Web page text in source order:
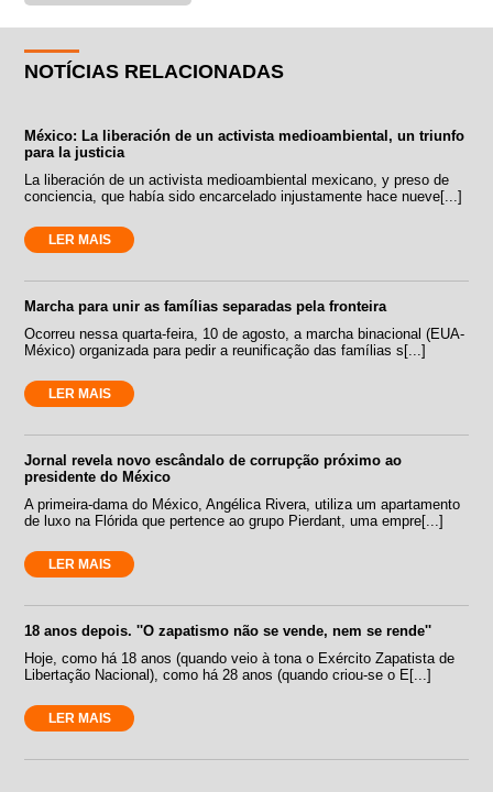
NOTÍCIAS RELACIONADAS
México: La liberación de un activista medioambiental, un triunfo
para la justicia
La liberación de un activista medioambiental mexicano, y preso de
conciencia, que había sido encarcelado injustamente hace nueve[...]
LER MAIS
Marcha para unir as famílias separadas pela fronteira
Ocorreu nessa quarta-feira, 10 de agosto, a marcha binacional (EUA-
México) organizada para pedir a reunificação das famílias s[...]
LER MAIS
Jornal revela novo escândalo de corrupção próximo ao
presidente do México
A primeira-dama do México, Angélica Rivera, utiliza um apartamento
de luxo na Flórida que pertence ao grupo Pierdant, uma empre[...]
LER MAIS
18 anos depois. ''O zapatismo não se vende, nem se rende''
Hoje, como há 18 anos (quando veio à tona o Exército Zapatista de
Libertação Nacional), como há 28 anos (quando criou-se o E[...]
LER MAIS